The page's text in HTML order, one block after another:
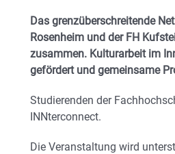
Das grenzüberschreitende
Rosenheim und der FH
zusammen. Kulturarbeit im
gefördert und gemeinsame
Studierenden der
INNterconnect.
Die Veranstaltung wird